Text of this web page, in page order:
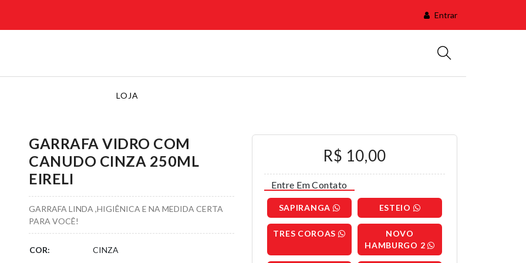
Entrar
LOJA
GARRAFA VIDRO COM
CANUDO CINZA 250ML
EIRELI
GARRAFA LINDA ,HIGIÊNICA E NA MEDIDA CERTA
PARA VOCÊ!
COR: CINZA
R$ 10,00
Entre Em Contato
SAPIRANGA ESTEIO
TRES COROAS
NOVO
HAMBURGO 2